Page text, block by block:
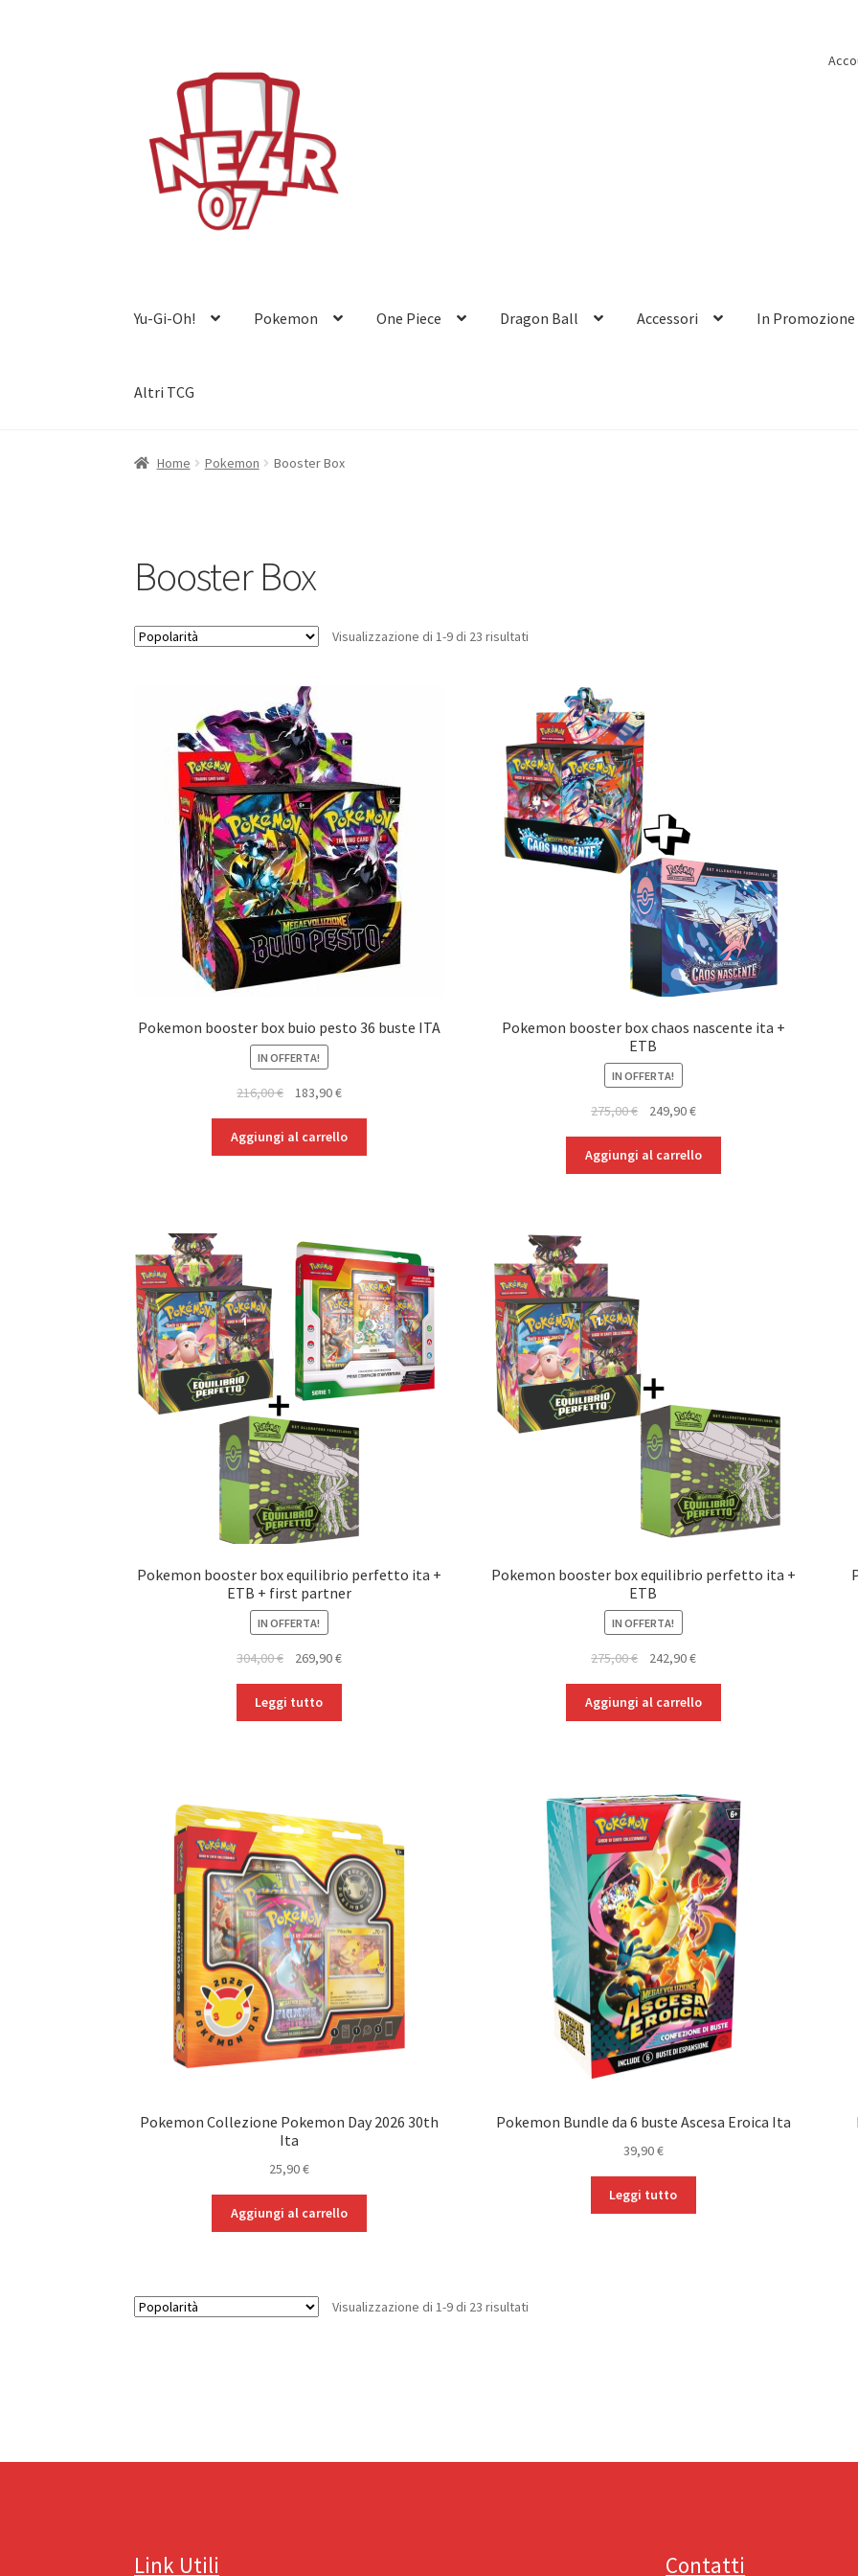
navigazione
contenuto
Yu-Gi-Oh! Pokemon One Piece Dragon Ball Accessori In Promozione
Altri TCG
Home Pokemon Booster Box
Booster Box
Visualizzazione di 1-9 di 23 risultati
Pokemon booster box buio pesto 36 buste ITA
IN OFFERTA!
216,00€
originale
era:
183,90€Il
attuale
è:
Aggiungi al carrello
Pokemon booster box chaos nascente ita +
ETB
IN OFFERTA!
275,00€
originale
era:
249,90€Il
attuale
è:
Aggiungi al carrello
Pokemon booster box equilibrio perfetto ita +
ETB + first partner
IN OFFERTA!
304,00€
originale
era:
269,90€Il
è:
Leggi tutto
Pokemon booster box equilibrio perfetto ita +
ETB
IN OFFERTA!
275,00€
originale
era:
242,90€Il
attuale
è:
Aggiungi al carrello
Pokemon Collezione Pokemon Day 2026 30th
Ita
25,90€
Aggiungi al carrello
Pokemon Bundle da 6 buste Ascesa Eroica Ita
39,90€
Leggi tutto
Visualizzazione di 1-9 di 23 risultati
Link Utili Contatti